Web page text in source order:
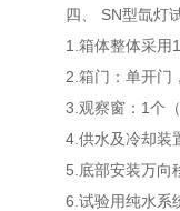
四、 SN型氙灯
1.箱体整体采用
2.箱门：单开门
3.观察窗：1个
4.供水及冷却装
5.底部安装万向
6.试验用纯水系